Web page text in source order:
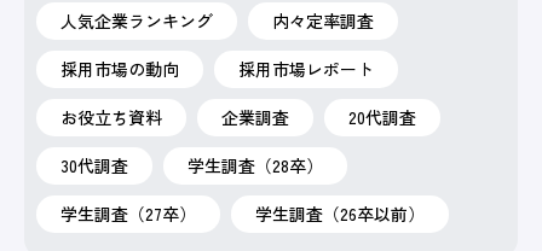
人気企業ランキング
内々定率調査
採用市場の動向
採用市場レポート
お役立ち資料
企業調査
20代調査
30代調査
学生調査（28卒）
学生調査（27卒）
学生調査（26卒以前）